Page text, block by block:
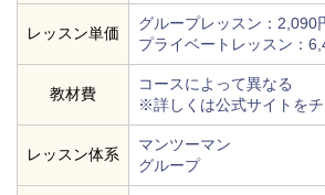
レッスン単価
グループレッスン：2,090
プライベートレッスン：
教材費
コースによって異なる
※詳しくは公式サイトをチ
レッスン体系
マンツーマン
グループ